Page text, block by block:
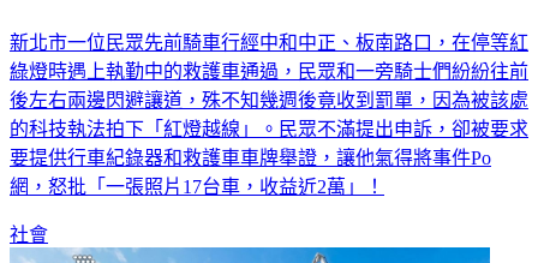
新北市一位民眾先前騎車行經中和中正、板南路口，在停等紅
綠燈時遇上執勤中的救護車通過，民眾和一旁騎士們紛紛往前
後左右兩邊閃避讓道，殊不知幾週後竟收到罰單，因為被該處
的科技執法拍下「紅燈越線」。民眾不滿提出申訴，卻被要求
要提供行車紀錄器和救護車車牌舉證，讓他氣得將事件Po
網，怒批「一張照片17台車，收益近2萬」！
社會